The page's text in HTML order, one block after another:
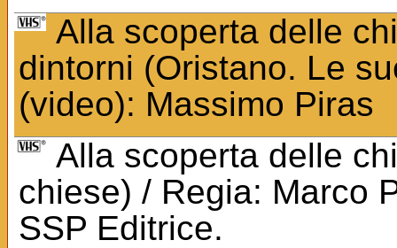
Alla scoperta delle
dintorni (Oristano. Le
(video): Massimo Piras
Alla scoperta delle
chiese) / Regia: Marco
SSP Editrice.